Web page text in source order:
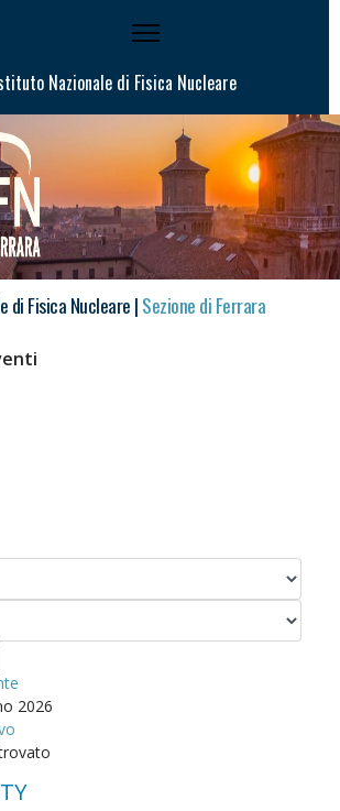
Nazionale di Fisica Nucleare
di Fisica Nucleare |Sezione di Ferrara
2026